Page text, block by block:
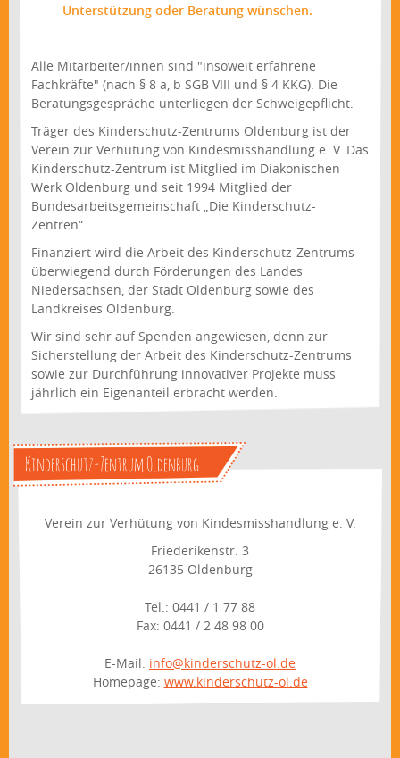
Unterstützung oder Beratung wünschen.
Alle Mitarbeiter/innen sind "insoweit erfahrene
Fachkräfte" (nach § 8 a, b SGB VIII und § 4 KKG). Die
Beratungsgespräche unterliegen der Schweigepflicht.
Träger des Kinderschutz-Zentrums Oldenburg ist der
Verein zur Verhütung von Kindesmisshandlung e. V. Das
Kinderschutz-Zentrum ist Mitglied im Diakonischen
Werk Oldenburg und seit 1994 Mitglied der
Bundesarbeitsgemeinschaft „Die Kinderschutz-
Zentren“.
Finanziert wird die Arbeit des Kinderschutz-Zentrums
überwiegend durch Förderungen des Landes
Niedersachsen, der Stadt Oldenburg sowie des
Landkreises Oldenburg.
Wir sind sehr auf Spenden angewiesen, denn zur
Sicherstellung der Arbeit des Kinderschutz-Zentrums
sowie zur Durchführung innovativer Projekte muss
jährlich ein Eigenanteil erbracht werden.
Kinderschutz-Zentrum Oldenburg
Verein zur Verhütung von Kindesmisshandlung e. V.
Friederikenstr. 3
26135 Oldenburg
Tel.: 0441 / 1 77 88
Fax: 0441 / 2 48 98 00
E-Mail: info@kinderschutz-ol.de
Homepage: www.kinderschutz-ol.de